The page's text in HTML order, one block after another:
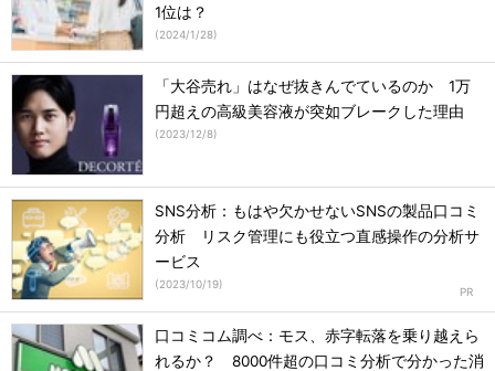
1位は？
(2024/1/28)
「大谷売れ」はなぜ抜きんでているのか 1万
円超えの高級美容液が突如ブレークした理由
(2023/12/8)
SNS分析：もはや欠かせないSNSの製品口コミ
分析 リスク管理にも役立つ直感操作の分析サ
ービス
(2023/10/19)
口コミコム調べ：モス、赤字転落を乗り越えら
れるか？ 8000件超の口コミ分析で分かった消